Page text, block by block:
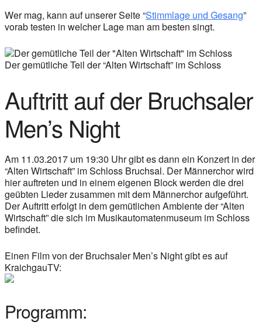
Wer mag, kann auf unserer Seite “Stimmlage und Gesang”
vorab testen in welcher Lage man am besten singt.
Der gemütliche Teil der “Alten Wirtschaft” im Schloss
Auftritt auf der Bruchsaler
Men’s Night
Am 11.03.2017 um 19:30 Uhr gibt es dann ein Konzert in der
“Alten Wirtschaft” im Schloss Bruchsal. Der Männerchor wird
hier auftreten und in einem eigenen Block werden die drei
geübten Lieder zusammen mit dem Männerchor aufgeführt.
Der Auftritt erfolgt in dem gemütlichen Ambiente der “Alten
Wirtschaft” die sich im Musikautomatenmuseum im Schloss
befindet.
Einen Film von der Bruchsaler Men’s Night gibt es auf
KraichgauTV:
Programm: